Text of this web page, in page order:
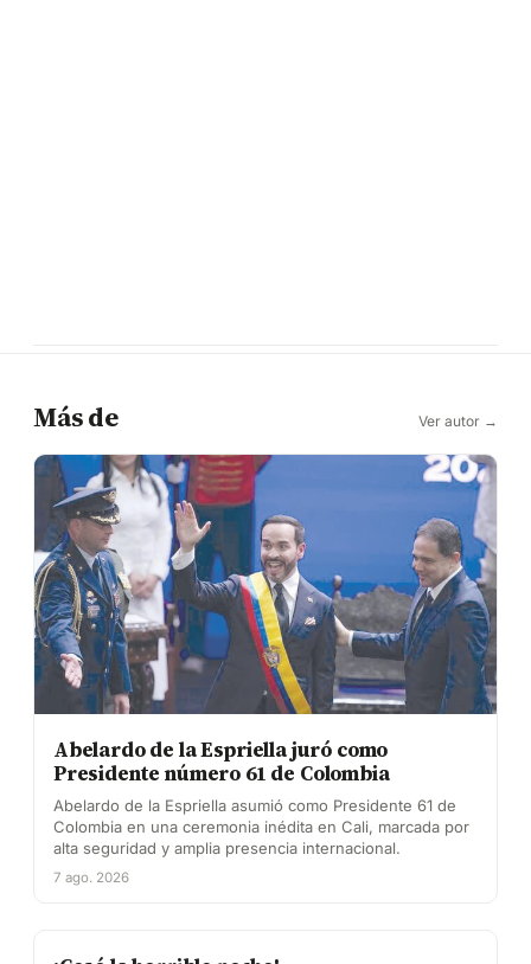
Más de Ver autor →
Abelardo de la Espriella juró como
Presidente número 61 de Colombia
Abelardo de la Espriella asumió como Presidente 61 de
Colombia en una ceremonia inédita en Cali, marcada por
alta seguridad y amplia presencia internacional.
7 ago. 2026